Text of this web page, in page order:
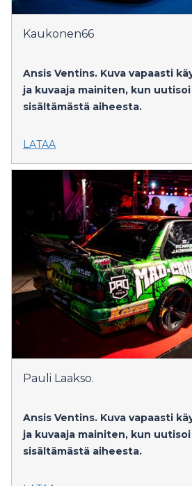
Kaukonen66
Ansis Ventins. Kuva vapaasti
ja kuvaaja mainiten, kun
sisältämästä aiheesta.
LATAA
Pauli Laakso.
Ansis Ventins. Kuva vapaasti
ja kuvaaja mainiten, kun
sisältämästä aiheesta.